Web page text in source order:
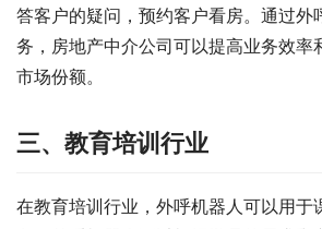
答客户的疑问，预约客户看房。通过外
务，房地产中介公司可以提高业务效率
市场份额。
三、教育培训行业
在教育培训行业，外呼机器人可以用于